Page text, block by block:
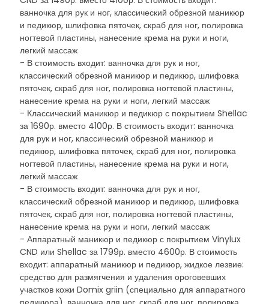
ванночка для рук и ног, классический обрезной маникюр
и педикюр, шлифовка пяточек, скраб для ног, полировка
ногтевой пластины, нанесение крема на руки и ноги,
легкий массаж
- В стоимость входит: ванночка для рук и ног,
классический обрезной маникюр и педикюр, шлифовка
пяточек, скраб для ног, полировка ногтевой пластины,
нанесение крема на руки и ноги, легкий массаж
- Классический маникюр и педикюр с покрытием Shellac
за 1690р. вместо 4100р. В стоимость входит: ванночка
для рук и ног, классический обрезной маникюр и
педикюр, шлифовка пяточек, скраб для ног, полировка
ногтевой пластины, нанесение крема на руки и ноги,
легкий массаж
- В стоимость входит: ванночка для рук и ног,
классический обрезной маникюр и педикюр, шлифовка
пяточек, скраб для ног, полировка ногтевой пластины,
нанесение крема на руки и ноги, легкий массаж
- Аппаратный маникюр и педикюр с покрытием Vinylux
CND или Shellac за 1799р. вместо 4600р. В стоимость
входит: аппаратный маникюр и педикюр, жидкое лезвие:
средство для размягчения и удаления ороговевших
участков кожи Domix griin (специально для аппаратного